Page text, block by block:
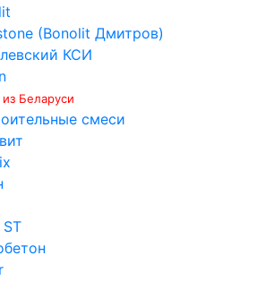
(Bonolit Дмитров)
КСИ
Беларуси
смеси